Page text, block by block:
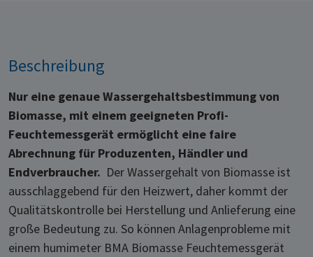
Beschreibung
Nur eine genaue Wassergehaltsbestimmung von
Biomasse, mit einem geeigneten Profi-
Feuchtemessgerät ermöglicht eine faire
Abrechnung für Produzenten, Händler und
Endverbraucher. Der Wassergehalt von Biomasse ist
ausschlaggebend für den Heizwert, daher kommt der
Qualitätskontrolle bei Herstellung und Anlieferung eine
große Bedeutung zu. So können Anlagenprobleme mit
einem humimeter BMA Biomasse Feuchtemessgerät